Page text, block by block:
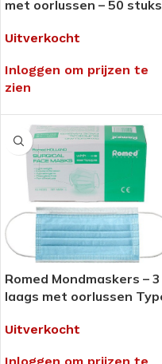
met oorlussen – 50
Uitverkocht
Inloggen om prijzen te
zien
Romed Mondmaskers – 3
laags met oorlussen
Uitverkocht